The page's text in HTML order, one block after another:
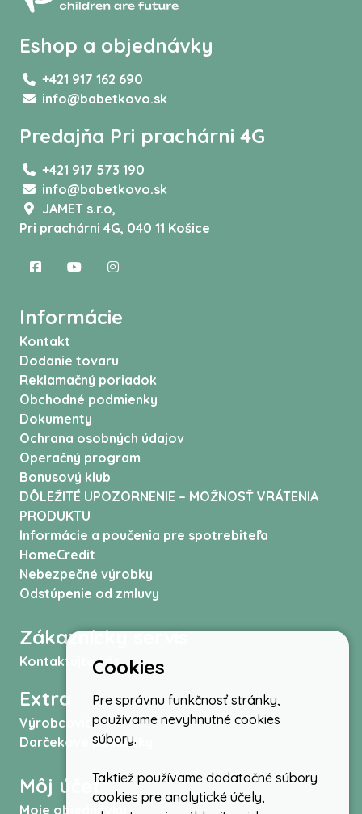
Eshop a objednávky
+421 917 162 690
info@babetkovo.sk
Predajňa Pri prachárni 4G
+421 917 573 190
info@babetkovo.sk
JAMET s.r.o,
Pri prachárni 4G, 040 11 Košice
Informácie
Kontakt
Dodanie tovaru
Reklamačný poriadok
Obchodné podmienky
Dokumenty
Ochrana osobných údajov
Operačný program
Bonusový klub
DÔLEŽITÉ UPOZORNENIE – MOŽNOSŤ VRÁTENIA
PRODUKTU
Informácie a poučenia pre spotrebiteľa
HomeCredit
Nebezpečné výrobky
Odstúpenie od zmluvy
Zákaznícky servis
Kontaktujte nás
Extra
Výrobcovia
Darčekové poukážky
Môj účet
Moje objednávky
Cookies
Pre správnu funkčnosť stránky,
používame nevyhnutné cookies
súbory.
Taktiež používame dodatočné súbory
cookies pre analytické účely,